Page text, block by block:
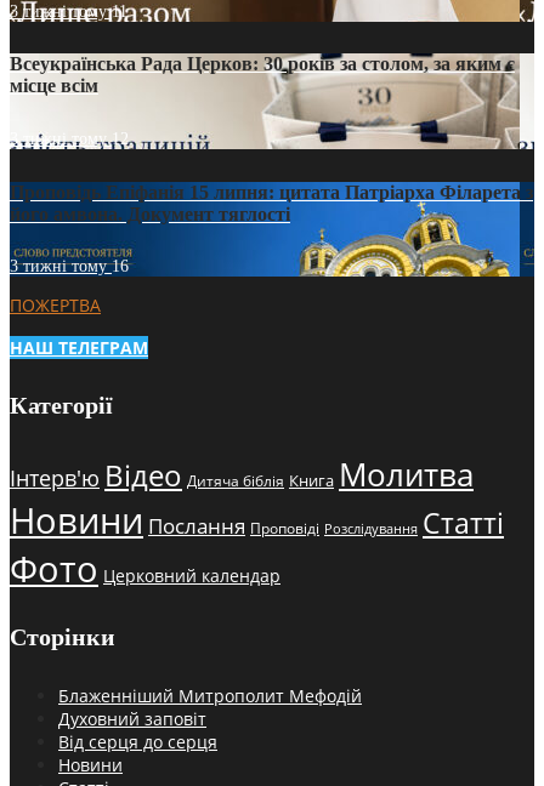
3 тижні тому11
Всеукраїнська Рада Церков: 30 років за столом, за яким є
місце всім
3 тижні тому12
Проповідь Епіфанія 15 липня: цитата Патріарха Філарета з
його амвона. Документ тяглості
3 тижні тому16
ПОЖЕРТВА
НАШ ТЕЛЕГРАМ
Категорії
Інтерв'ю Відео Дитяча біблія Книга Молитва
Новини Послання Проповіді Розслідування Статті
Фото Церковний календар
Сторінки
Блаженніший Митрополит Мефодій
Духовний заповіт
Від серця до серця
Новини